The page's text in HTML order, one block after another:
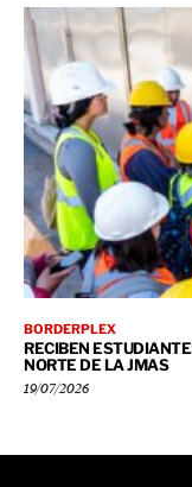
BORDERPLEX
RECIBEN
NORTE DE LA JMAS
19/07/2026